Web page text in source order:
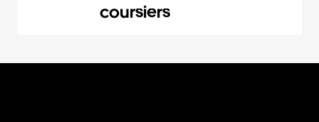
coursiers